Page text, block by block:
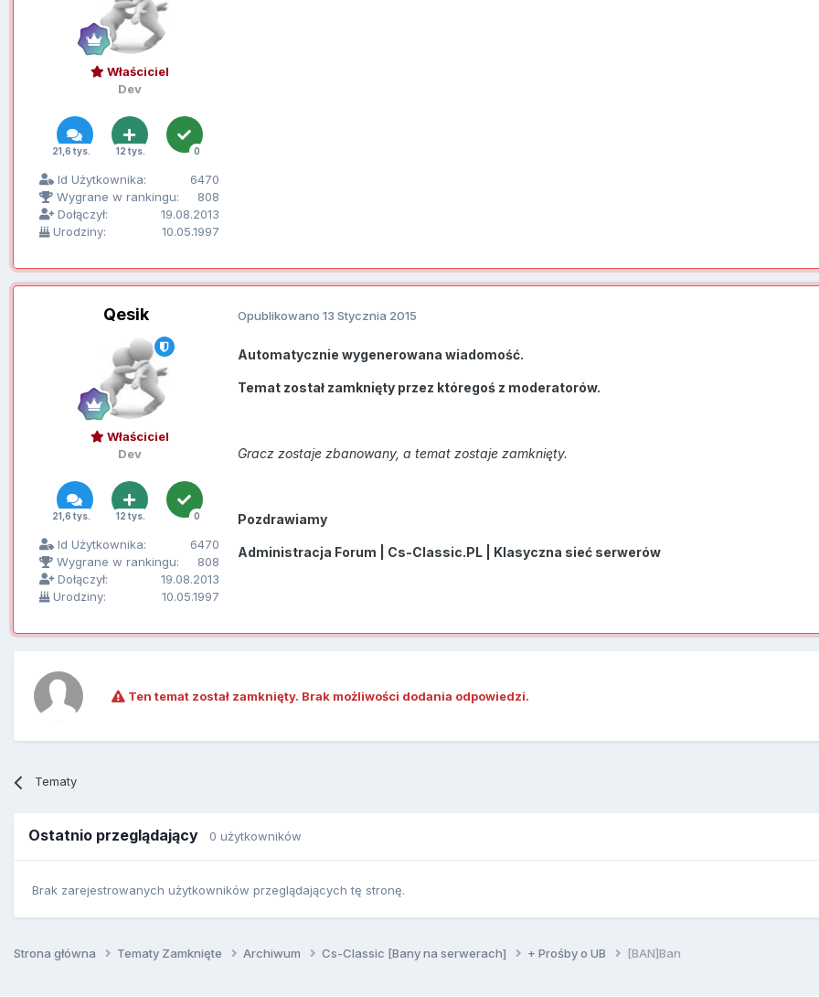
Właściciel
Dev
21,6 tys. 12 tys. 0
Id Użytkownika:
6470
Wygrane w rankingu:
808
Dołączył:
19.08.2013
Urodziny:
10.05.1997
Qesik
Właściciel
Dev
21,6 tys. 12 tys. 0
Id Użytkownika:
6470
Wygrane w rankingu:
808
Dołączył:
19.08.2013
Urodziny:
10.05.1997
Opublikowano 13 Stycznia 2015
Automatycznie wygenerowana wiadomość.
Temat został zamknięty przez któregoś z moderatorów.
Gracz zostaje zbanowany, a temat zostaje zamknięty.
Pozdrawiamy
Administracja Forum | Cs-Classic.PL | Klasyczna sieć serwerów
Ten temat został zamknięty. Brak możliwości dodania odpowiedzi.
Tematy
Ostatnio przeglądający 0 użytkowników
Brak zarejestrowanych użytkowników przeglądających tę stronę.
Strona główna Tematy Zamknięte Archiwum Cs-Classic [Bany na serwerach] + Prośby o UB [BAN]Ban